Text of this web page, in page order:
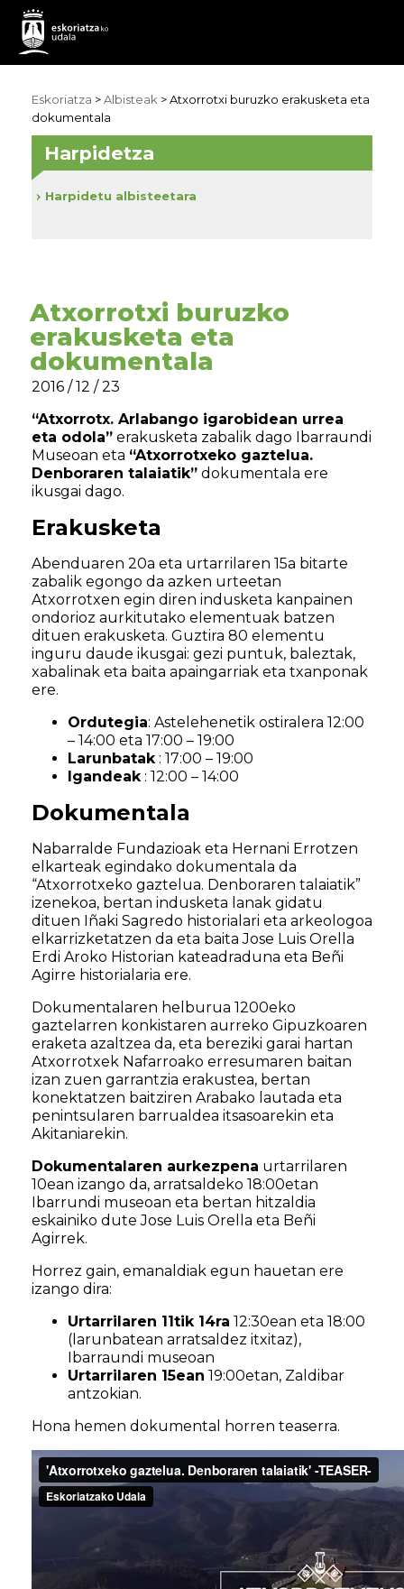
Eskoriatza >Albisteak > Atxorrotxi buruzko erakusketa eta
dokumentala
Atxorrotxi buruzko
erakusketa eta
dokumentala
2016 / 12 / 23
“Atxorrotx. Arlabango igarobidean urrea
eta odola” erakusketa zabalik dago Ibarraundi
Museoan eta “Atxorrotxeko gaztelua.
Denboraren talaiatik” dokumentala ere
ikusgai dago.
Erakusketa
Abenduaren 20a eta urtarrilaren 15a bitarte
zabalik egongo da azken urteetan
Atxorrotxen egin diren indusketa kanpainen
ondorioz aurkitutako elementuak batzen
dituen erakusketa. Guztira 80 elementu
inguru daude ikusgai: gezi puntuk, baleztak,
xabalinak eta baita apaingarriak eta txanponak
ere.
Ordutegia: Astelehenetik ostiralera 12:00
– 14:00 eta 17:00 – 19:00
Larunbatak: 17:00 – 19:00
Igandeak: 12:00 – 14:00
Dokumentala
Nabarralde Fundazioak eta Hernani Errotzen
elkarteak egindako dokumentala da
“Atxorrotxeko gaztelua. Denboraren talaiatik”
izenekoa, bertan indusketa lanak gidatu
dituen Iñaki Sagredo historialari eta arkeologoa
elkarrizketatzen da eta baita Jose Luis Orella
Erdi Aroko Historian kateadraduna eta Beñi
Agirre historialaria ere.
Dokumentalaren helburua 1200eko
gaztelarren konkistaren aurreko Gipuzkoaren
eraketa azaltzea da, eta bereziki garai hartan
Atxorrotxek Nafarroako erresumaren baitan
izan zuen garrantzia erakustea, bertan
konektatzen baitziren Arabako lautada eta
penintsularen barrualdea itsasoarekin eta
Akitaniarekin.
Dokumentalaren aurkezpena urtarrilaren
10ean izango da, arratsaldeko 18:00etan
Ibarrundi museoan eta bertan hitzaldia
eskainiko dute Jose Luis Orella eta Beñi
Agirrek.
Horrez gain, emanaldiak egun hauetan ere
izango dira:
Urtarrilaren 11tik 14ra 12:30ean eta 18:00
(larunbatean arratsaldez itxitaz),
Ibarraundi museoan
Urtarrilaren 15ean 19:00etan, Zaldibar
antzokian.
Hona hemen dokumental horren teaserra.
Harpidetza
Harpidetu albisteetara